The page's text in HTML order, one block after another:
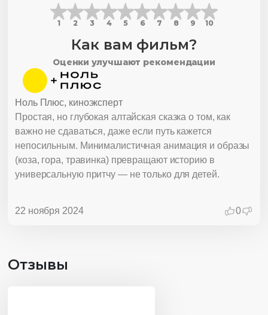
1 2 3 4 5 6 7 8 9 10
Как вам фильм?
Оценки улучшают рекомендации
Простая, но глубокая алтайская сказка о том, как
важно не сдаваться, даже если путь кажется
непосильным. Минималистичная анимация и образы
(коза, гора, травинка) превращают историю в
универсальную притчу — не только для детей.
22 ноября 2024 0
Ноль Плюс, киноэксперт
Отзывы